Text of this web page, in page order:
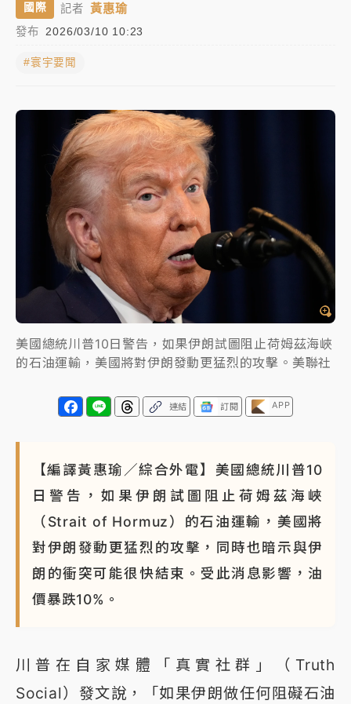
中颱白海豚環流掠北海！今明防劇烈降雨 東部高溫飆
38度
本周爆款短影音｜ 柯文哲帶電子手鐶拄拐杖現身／周玉
蔻蔡玉真開撕爆料
周末精選｜ 跨境網購族注意！EZ Way若改由政府委
任 預算難關如何解？
蔣萬安的建中同學！47歲法律學霸戰桃園 公開上任首
要3件事
國際 記者 黃惠瑜
發布 2026/03/10 10:23
#寰宇要聞
美國總統川普10日警告，如果伊朗試圖阻止荷姆茲海峽
的石油運輸，美國將對伊朗發動更猛烈的攻擊。美聯社
連結 訂閱 APP
【編譯黃惠瑜／綜合外電】美國總統川普10
日警告，如果伊朗試圖阻止荷姆茲海峽
（Strait of Hormuz）的石油運輸，美國將
對伊朗發動更猛烈的攻擊，同時也暗示與伊
朗的衝突可能很快結束。受此消息影響，油
價暴跌10%。
川普在自家媒體「真實社群」（Truth
Social）發文說，「如果伊朗做任何阻礙石油